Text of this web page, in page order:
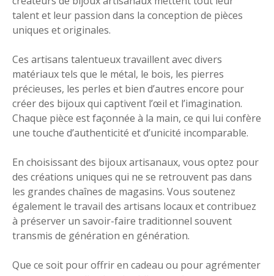
talent et leur passion dans la conception de pièces
uniques et originales.
Ces artisans talentueux travaillent avec divers
matériaux tels que le métal, le bois, les pierres
précieuses, les perles et bien d’autres encore pour
créer des bijoux qui captivent l’œil et l’imagination.
Chaque pièce est façonnée à la main, ce qui lui confère
une touche d’authenticité et d’unicité incomparable.
En choisissant des bijoux artisanaux, vous optez pour
des créations uniques qui ne se retrouvent pas dans
les grandes chaînes de magasins. Vous soutenez
également le travail des artisans locaux et contribuez
à préserver un savoir-faire traditionnel souvent
transmis de génération en génération.
Que ce soit pour offrir en cadeau ou pour agrémenter